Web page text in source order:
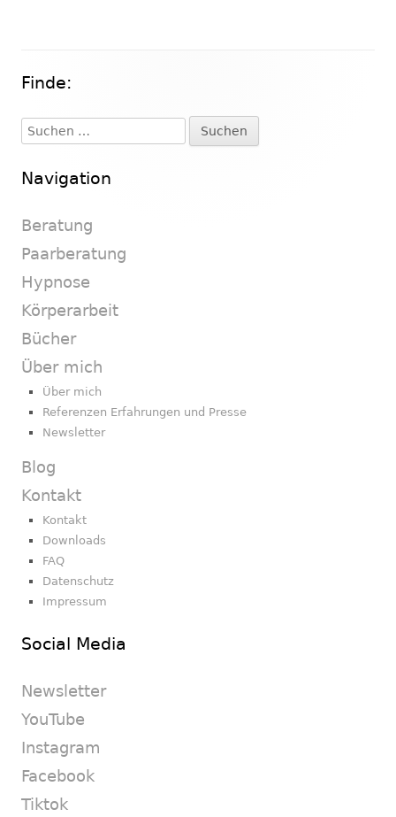
Haupt-
Seitenleiste
Finde:
Suchen
nach:
Navigation
Beratung
Paarberatung
Hypnose
Körperarbeit
Bücher
Über mich
Über mich
Referenzen Erfahrungen und Presse
Newsletter
Blog
Kontakt
Kontakt
Downloads
FAQ
Datenschutz
Impressum
Social Media
Newsletter
YouTube
Instagram
Facebook
Tiktok